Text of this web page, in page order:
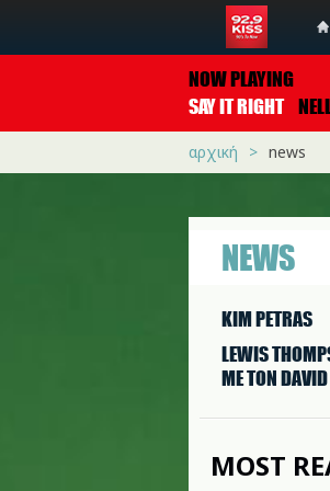
NOW PLAYING
SAY IT RIGHT
αρχική news
NEWS
KIM PETRAS
LEWIS
ΜΕ ΤΟΝ DAVID
MOST